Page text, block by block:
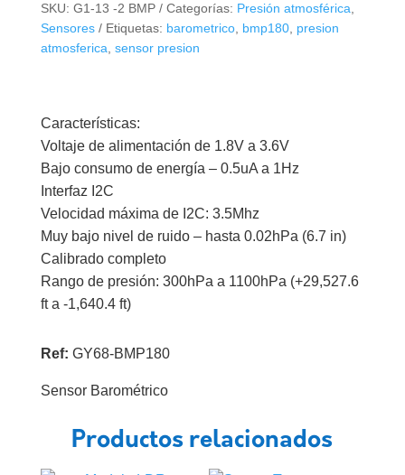
BMP180
cantidad
SKU: G1-13 -2 BMP Categorías: Presión atmosférica
Sensores
Etiquetas: barometrico, bmp180, presion
atmosferica sensor presion
Características:
Voltaje de alimentación de 1.8V a 3.6V
Bajo consumo de energía – 0.5uA a 1Hz
Interfaz I2C
Velocidad máxima de I2C: 3.5Mhz
Muy bajo nivel de ruido – hasta 0.02hPa (6.7 in)
Calibrado completo
Rango de presión: 300hPa a 1100hPa (+29,527.6
ft a -1,640.4 ft)
Ref: GY68-BMP180
Sensor Barométrico
Productos relacionados